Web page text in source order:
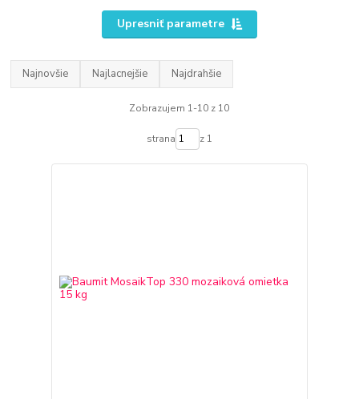
Upresniť parametre
Najnovšie Najlacnejšie Najdrahšie
Zobrazujem 1-10 z 10
strana z 1